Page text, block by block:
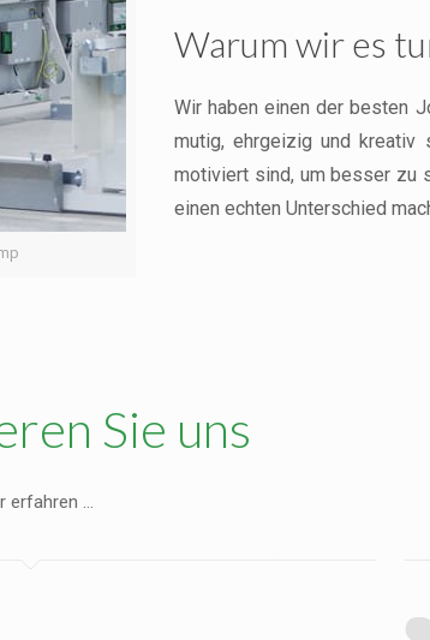
Warum wir es
Wir haben einen der besten
mutig, ehrgeizig und kreativ
motiviert sind, um besser zu
einen echten Unterschied
Sie uns
erfahren ...